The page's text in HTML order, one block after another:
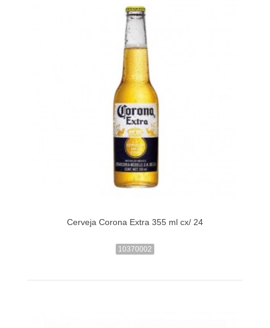
Cerveja Corona Extra 355 ml cx/ 24
10370002